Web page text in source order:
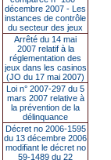
décembre 2007 - Les
instances de contrôle
du secteur des jeux
Arrêté du 14 mai
2007 relatif à la
réglementation des
jeux dans les casinos
(JO du 17 mai 2007)
Loi n° 2007-297 du 5
mars 2007 relative à
la prévention de la
délinquance
Décret no 2006-1595
du 13 décembre 2006
modifiant le décret no
59-1489 du 22